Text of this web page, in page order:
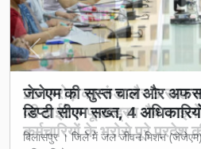
25 करोड़ का फंड और 3 साल
की हाईटेक फूड-ड्रग लैब
कर्मचारियों के भरोसे पूरे प्रदेश
Previous